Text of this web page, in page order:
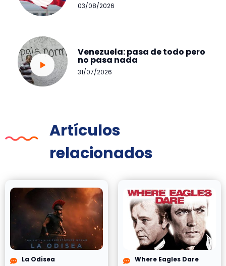
03/08/2026
Venezuela: pasa de todo pero
no pasa nada
31/07/2026
Artículos
relacionados
La Odisea Where Eagles Dare